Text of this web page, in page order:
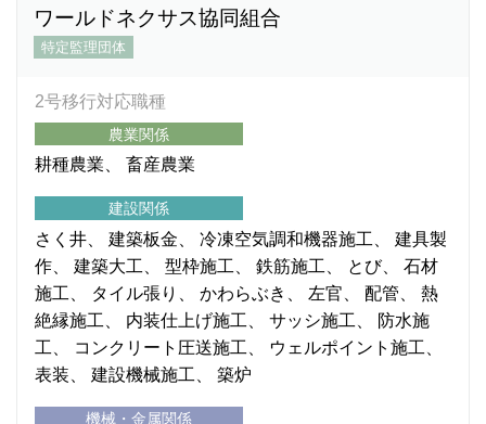
ワールドネクサス協同組合
特定監理団体
2号移行対応職種
農業関係
耕種農業 畜産農業
建設関係
さく井 建築板金 冷凍空気調和機器施工
建具製
作
建築大工 型枠施工 鉄筋施工 とび
石材
施工
タイル張り かわらぶき 左官 配管
熱
絶縁施工
内装仕上げ施工 サッシ施工
防水施
工
コンクリート圧送施工
ウェルポイント施工
表装
建設機械施工 築炉
機械・金属関係